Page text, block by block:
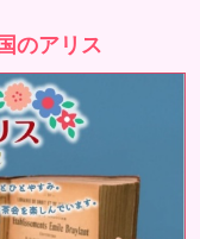
のアリス